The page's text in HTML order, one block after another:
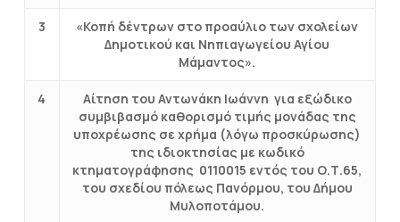
3
«Κοπή δέντρων στο προαύλιο των σχολείων
Δημοτικού και Νηπιαγωγείου Αγίου
Μάμαντος».
4
Αίτηση του Αντωνάκη Ιωάννη για εξώδικο
συμβιβασμό καθορισμό τιμής μονάδας της
υποχρέωσης σε χρήμα (λόγω προσκύρωσης)
της ιδιοκτησίας με κωδικό
κτηματογράφησης 0110015 εντός του Ο.Τ.65,
του σχεδίου πόλεως Πανόρμου, του Δήμου
Μυλοποτάμου.